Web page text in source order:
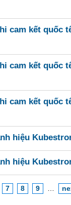
cam kết quốc
cam kết quốc
cam kết quốc
hiệu
hiệu
7 8 9